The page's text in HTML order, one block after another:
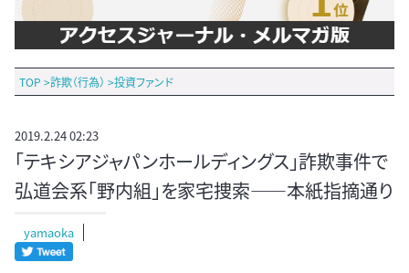
TOP >詐欺（行為） >投資ファンド
2019.2.24 02:23
「テキシアジャパンホールディングス」詐欺事件で
弘道会系「野内組」を家宅捜索――本紙指摘通り
yamaoka